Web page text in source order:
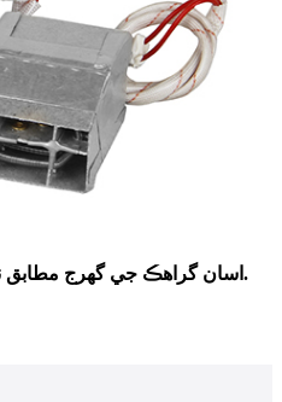
اسان گراهڪ جي گهرج مطابق نموني ٺاهي ۽ ٺاهي سگهون ٿا.